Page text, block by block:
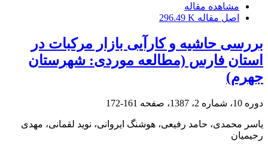
مشاهده مقاله
اصل مقاله 296.49 K
بررسی حاشیه و کارآیی بازار مرکبات در
استان فارس (مطالعه موردی: شهرستان
جهرم)
دوره 10، شماره 2، 1387، صفحه 161-172
یاسر محمدی، حامد رفیعی، هوشنگ ایروانی، نوید لقمانی، مهدی
رحیمیان